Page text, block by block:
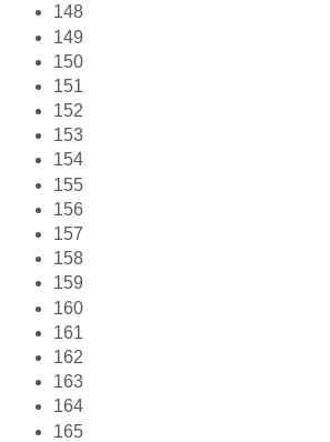
148
149
150
151
152
153
154
155
156
157
158
159
160
161
162
163
164
165